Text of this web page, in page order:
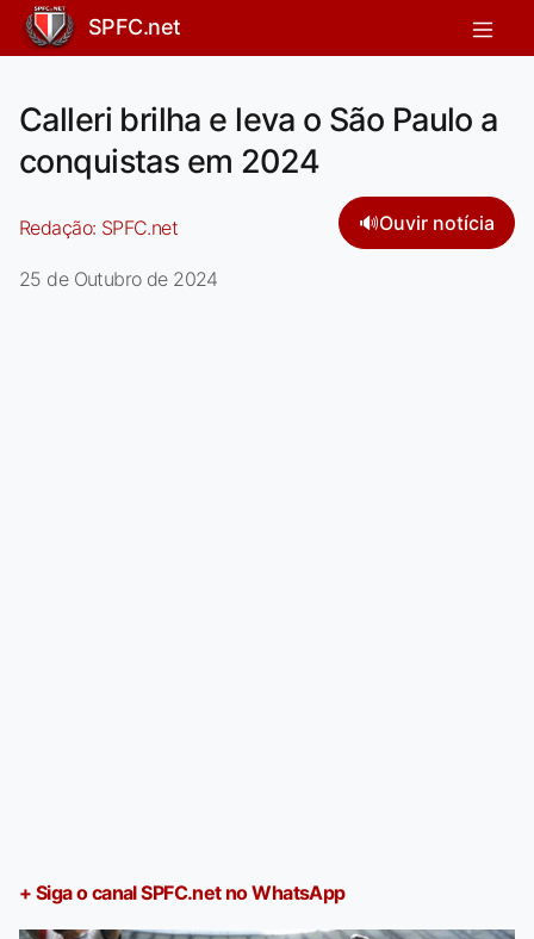
SPFC.net
Calleri brilha e leva o São Paulo a
conquistas em 2024
Redação: SPFC.net 🔊Ouvir notícia
25 de Outubro de 2024
+ Siga o canal SPFC.net no WhatsApp